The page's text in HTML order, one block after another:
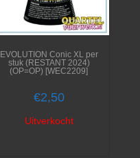
EVOLUTION Conic XL per
stuk (RESTANT 2024)
(OP=OP) [WEC2209]
€2,50
Uitverkocht